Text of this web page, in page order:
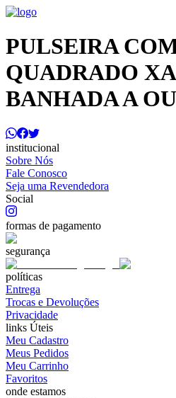
PULSEIRA
QUADRADO
BANHADA A
institucional
Sobre Nós
Fale Conosco
Seja uma Revendedora
Social
formas de pagamento
segurança
políticas
Entrega
Trocas e Devoluções
Privacidade
links Úteis
Meu Cadastro
Meus Pedidos
Meu Carrinho
Favoritos
onde estamos